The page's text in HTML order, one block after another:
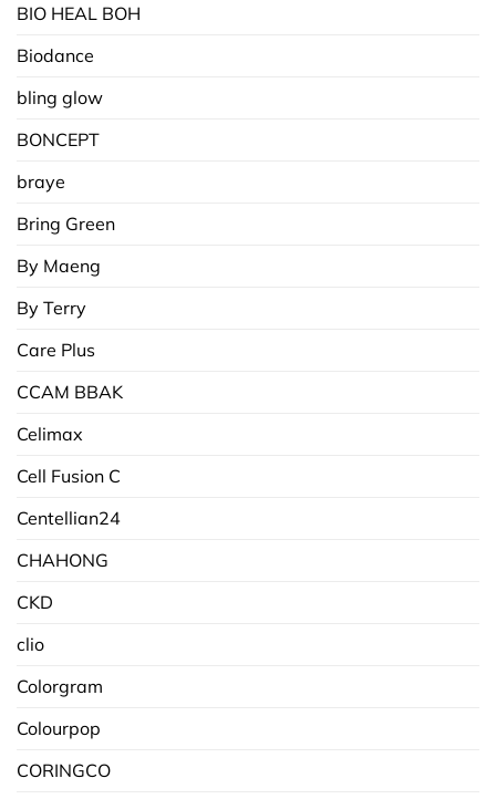
BIO HEAL BOH
Biodance
bling glow
BONCEPT
braye
Bring Green
By Maeng
By Terry
Care Plus
CCAM BBAK
Celimax
Cell Fusion C
Centellian24
CHAHONG
CKD
clio
Colorgram
Colourpop
CORINGCO